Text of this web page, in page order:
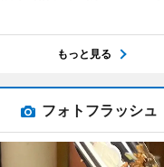
もっと見る
フォトフラッシュ